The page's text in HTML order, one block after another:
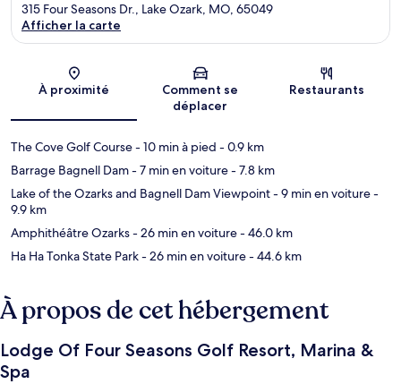
Carte
315 Four Seasons Dr., Lake Ozark, MO, 65049
Afficher la carte
À proximité
Comment se
déplacer
Restaurants
The Cove Golf Course- 10 min à pied - 0.9 km
Barrage Bagnell Dam- 7 min en voiture- 7.8 km
Lake of the Ozarks and Bagnell Dam Viewpoint- 9 min en voiture-
9.9 km
Amphithéâtre Ozarks- 26 min en voiture- 46.0 km
Ha Ha Tonka State Park- 26 min en voiture- 44.6 km
À propos de cet hébergement
Lodge Of Four Seasons Golf Resort, Marina &
Spa